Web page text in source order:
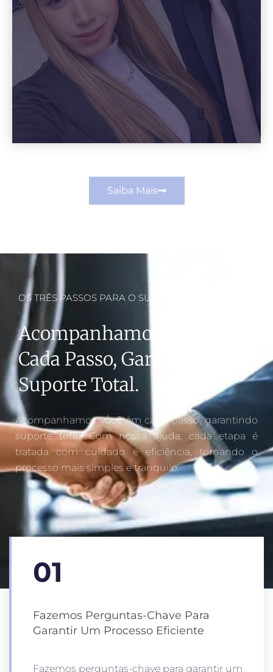
Saiba Mais
OS TRÊS PASSOS PARA O SUCESSO
Acompanhamos Você Em
Cada Passo, Garantindo
Suporte Total.
Acompanhamos você em cada passo, garantindo
suporte total. Com nossa ajuda, cada etapa é
tratada com cuidado e eficiência, tornando o
processo mais simples e tranquilo.
01
Fazemos Perguntas-Chave Para
Garantir Um Processo Eficiente
Fazemos perguntas-chave para garantir um